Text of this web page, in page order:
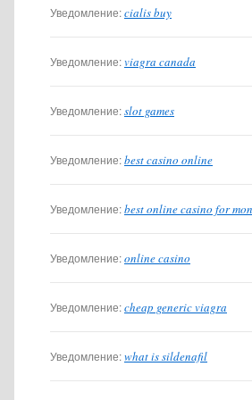
Уведомление:cialis buy
Уведомление:viagra canada
Уведомление:slot games
Уведомление:best casino online
Уведомление:best online casino for
Уведомление:online casino
Уведомление:cheap generic viagra
Уведомление:what is sildenafil